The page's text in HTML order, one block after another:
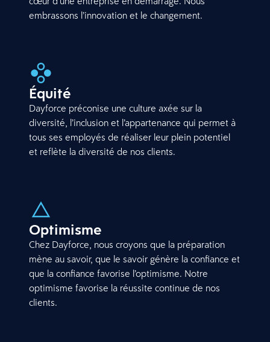
embrassons l’innovation et le changement.
Équité
Dayforce préconise une culture axée sur la
diversité, l’inclusion et l’appartenance qui permet à
tous ses employés de réaliser leur plein potentiel
et reflète la diversité de nos clients.
Optimisme
Chez Dayforce, nous croyons que la préparation
mène au savoir, que le savoir génère la confiance et
que la confiance favorise l’optimisme. Notre
optimisme favorise la réussite continue de nos
clients.